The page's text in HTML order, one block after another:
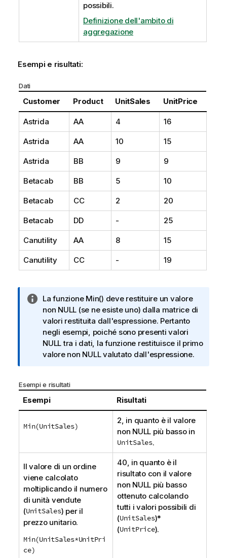
possibili.
Definizione dell'ambito di
aggregazione
Esempi e risultati:
Dati
Customer Product UnitSales UnitPrice
Astrida AA 4 16
Astrida AA 10 15
Astrida BB 9 9
Betacab BB 5 10
Betacab CC 2 20
Betacab DD - 25
Canutility AA 8 15
Canutility CC - 19
N
o
t
a
i
n
r
m
a
a
La funzione Min() deve restituire un valore
non NULL (se ne esiste uno) dalla matrice di
valori restituita dall'espressione. Pertanto
negli esempi, poiché sono presenti valori
NULLtra i dati, la funzione restituisce il primo
valore non NULLvalutato dall'espressione.
Esempi e risultati
Esempi Risultati
Min(UnitSales)
2, in quanto è il valore
non NULL più basso in
UnitSales.
Il valore di un ordine
viene calcolato
moltiplicando il numero
di unità vendute
(UnitSales) per il
prezzo unitario.
Min(UnitSales*UnitPri
ce)
40, in quanto è il
risultato con il valore
non NULL più basso
ottenuto calcolando
tutti i valori possibili di
(UnitSales)*
(UnitPrice).